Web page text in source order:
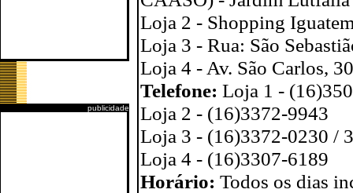
publicidade
Loja 2 - Shopping
Loja 3 - Rua: São
Loja 4 - Av. São Carlos,
Telefone: Loja 1 -
Loja 2 - (16)3372-9943
Loja 3 - (16)3372-0230 /
Loja 4 - (16)3307-6189
Horário: Todos os dias